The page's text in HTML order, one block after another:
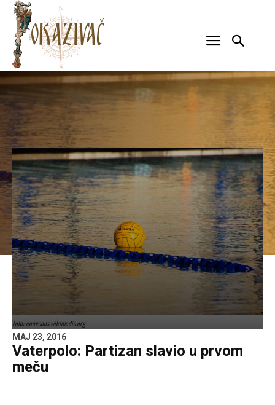
Foto: commons.wikimedia.org
MAJ 23, 2016
Vaterpolo: Partizan slavio u prvom
meču